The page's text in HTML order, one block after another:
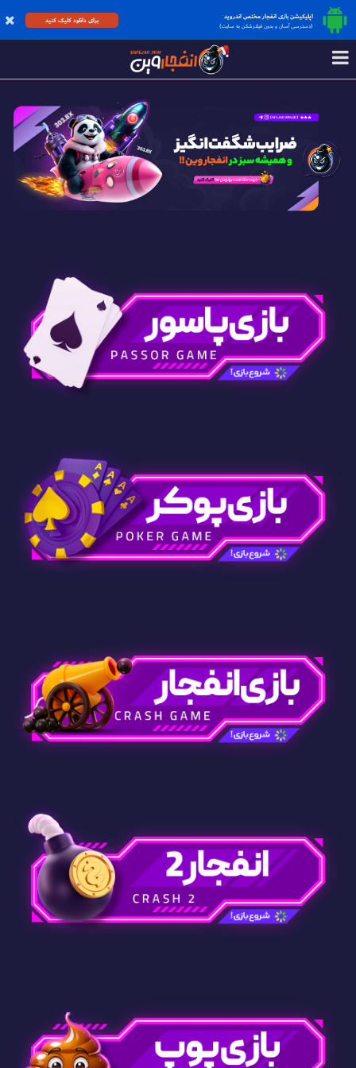
اپلیکیشن بازی انفجار مختص اندروید
(دسترسی آسان و بدون فیلترشکن به سایت)
برای دانلود کلیک کنید